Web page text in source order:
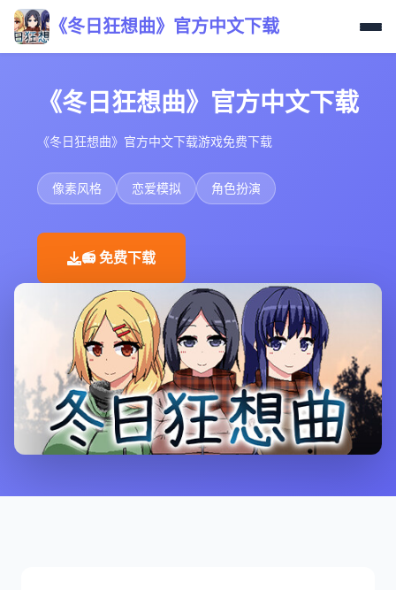
《冬日狂想曲》官方中文下载
《冬日狂想曲》官方中文下载
《冬日狂想曲》官方中文下载游戏免费下载
像素风格 恋爱模拟 角色扮演
📻 免费下载